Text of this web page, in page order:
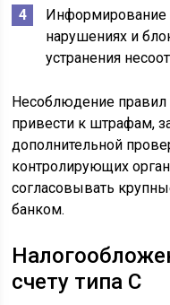
Информирование
нарушениях и
устранения
Несоблюдение
привести к штрафам,
дополнительной
контролирующих
согласовывать
банком.
счету типа С